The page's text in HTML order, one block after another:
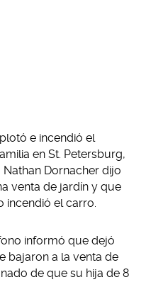
e incendió el
en St. Petersburg,
Dornacher dijo
venta de jardín y que
incendió el carro.
informó que dejó
bajaron a la venta de
de que su hija de 8